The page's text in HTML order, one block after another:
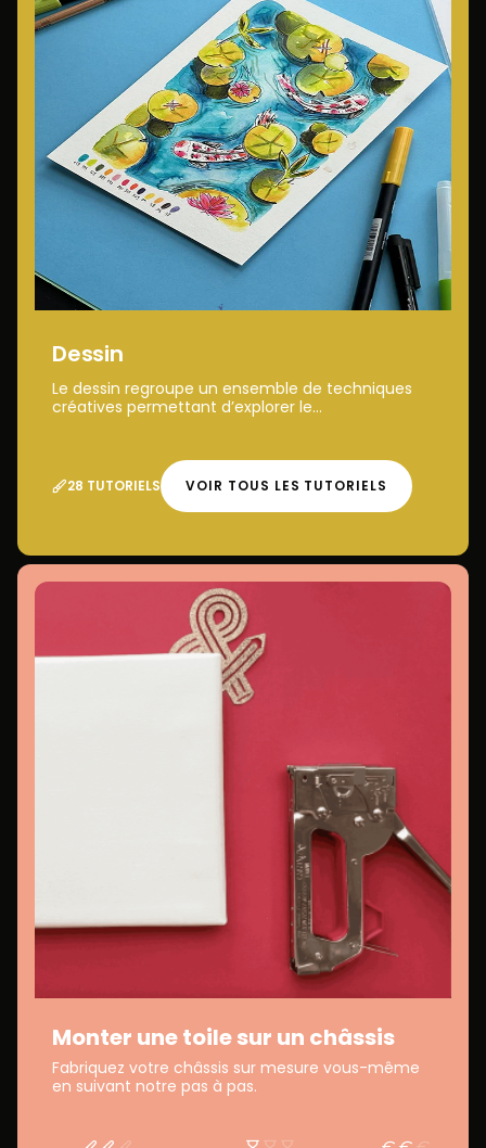
Dessin
Le dessin regroupe un ensemble de techniques
créatives permettant d’explorer le...
28 TUTORIELS VOIR TOUS LES TUTORIELS
Monter une toile sur un châssis
Fabriquez votre châssis sur mesure vous-même
en suivant notre pas à pas.